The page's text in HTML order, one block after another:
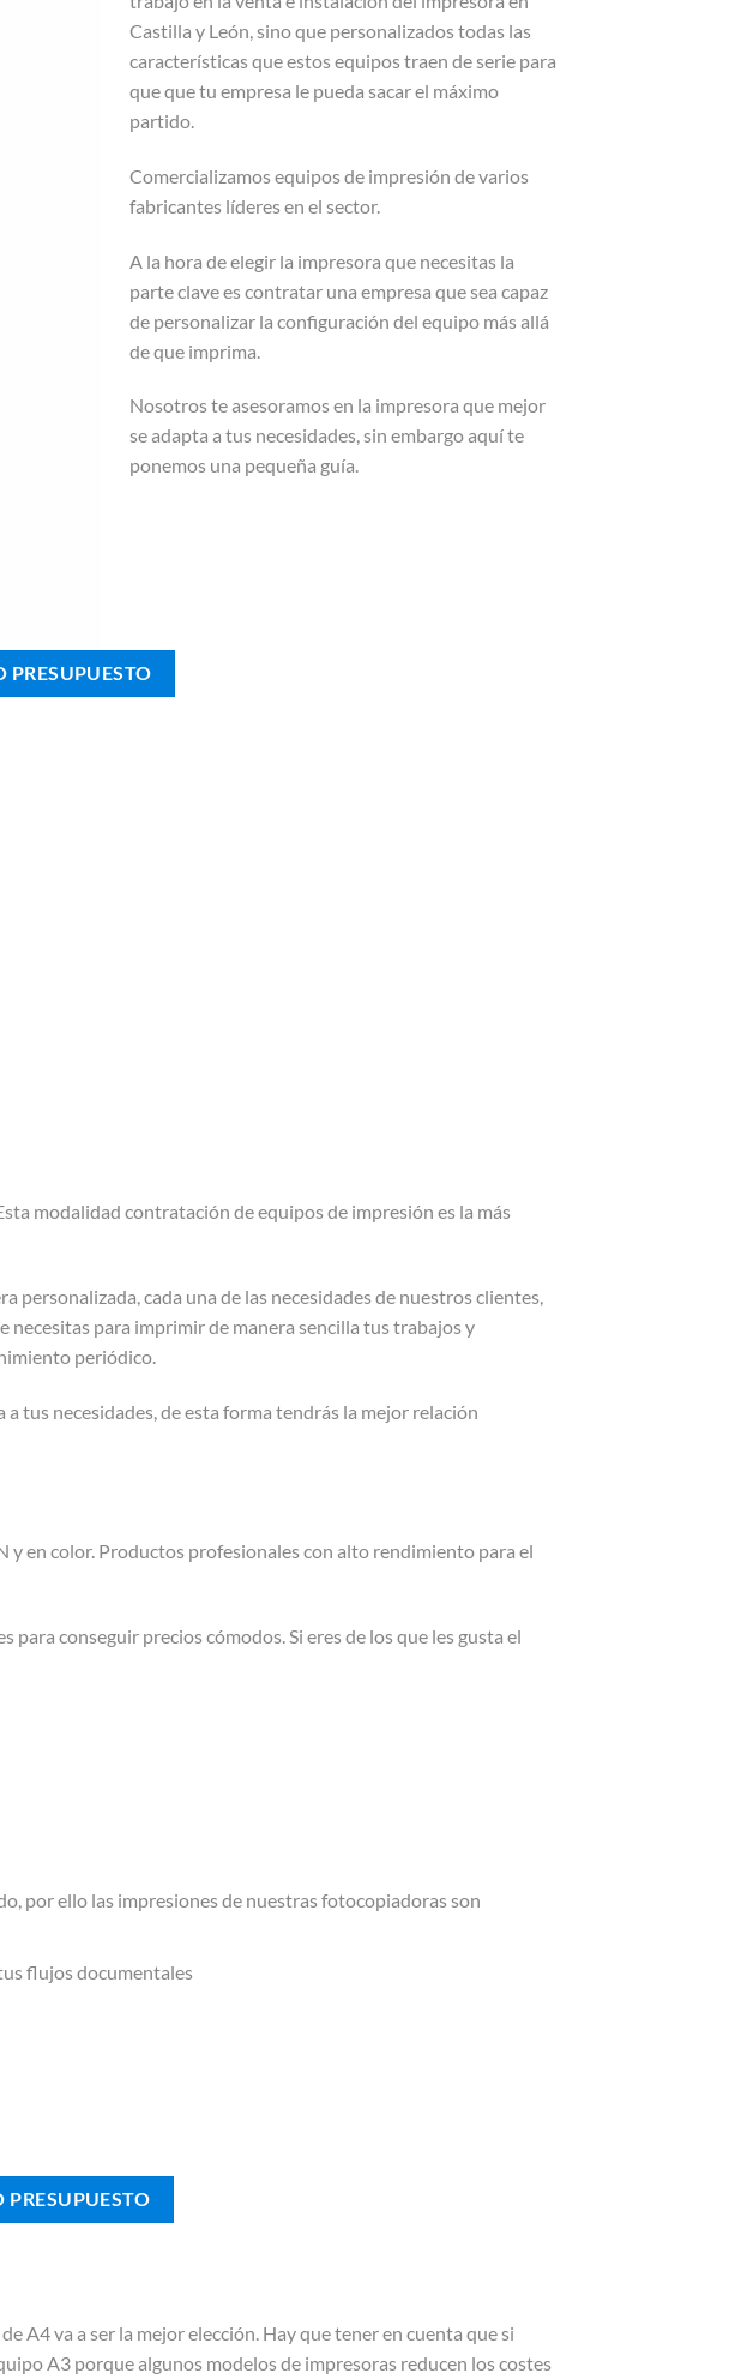
Castilla y León, sino que personalizados todas las
características que estos equipos traen de serie para
que que tu empresa le pueda sacar el máximo
partido.
Comercializamos equipos de impresión de varios
fabricantes líderes en el sector.
A la hora de elegir la impresora que necesitas la
parte clave es contratar una empresa que sea capaz
de personalizar la configuración del equipo más allá
de que imprima.
Nosotros te asesoramos en la impresora que mejor
se adapta a tus necesidades, sin embargo aquí te
ponemos una pequeña guía.
modalidad contratación de equipos de impresión es la más
personalizada, cada una de las necesidades de nuestros clientes,
necesitas para imprimir de manera sencilla tus trabajos y
periódico.
tus necesidades, de esta forma tendrás la mejor relación
en color. Productos profesionales con alto rendimiento para el
conseguir precios cómodos. Si eres de los que les gusta el
por ello las impresiones de nuestras fotocopiadoras son
flujos documentales
A4 va a ser la mejor elección. Hay que tener en cuenta que si
A3 porque algunos modelos de impresoras reducen los costes